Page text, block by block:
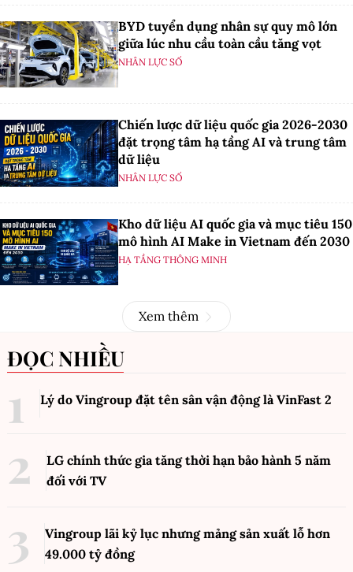
BYD tuyển dụng nhân sự quy mô lớn
giữa lúc nhu cầu toàn cầu tăng vọt
NHÂN LỰC SỐ
Chiến lược dữ liệu quốc gia 2026-2030
đặt trọng tâm hạ tầng AI và trung tâm
dữ liệu
NHÂN LỰC SỐ
Kho dữ liệu AI quốc gia và mục tiêu 150
mô hình AI Make in Vietnam đến 2030
HẠ TẦNG THÔNG MINH
Xem thêm
ĐỌC NHIỀU
Lý do Vingroup đặt tên sân vận động là VinFast 2
LG chính thức gia tăng thời hạn bảo hành 5 năm
đối với TV
Vingroup lãi kỷ lục nhưng mảng sản xuất lỗ hơn
49.000 tỷ đồng